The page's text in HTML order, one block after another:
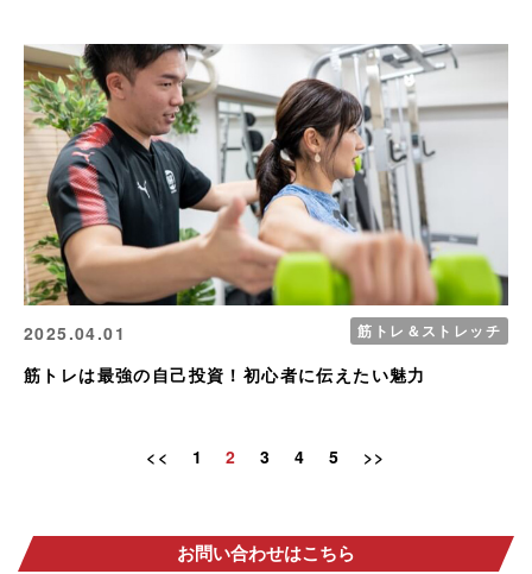
2025.04.01 筋トレ＆ストレッチ
筋トレは最強の自己投資！初心者に伝えたい魅力
<< 1 2 3 4 5 >>
お問い合わせはこちら